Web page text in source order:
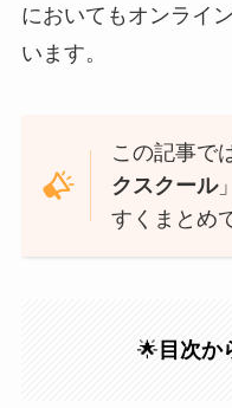
においてもオンライ
います。
この記事で
クスクール
すくまとめ
🌟 目次か